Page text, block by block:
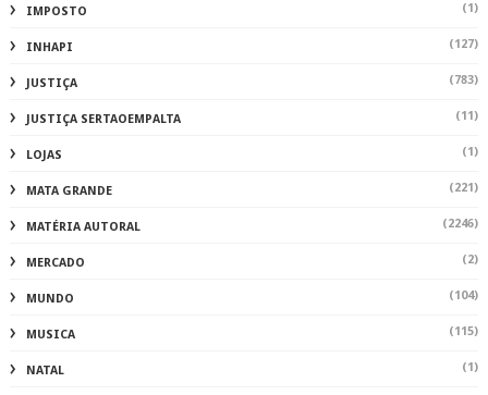
IMPOSTO (1)
INHAPI (127)
JUSTIÇA (783)
JUSTIÇA SERTAOEMPALTA (11)
LOJAS (1)
MATA GRANDE (221)
MATÉRIA AUTORAL (2246)
MERCADO (2)
MUNDO (104)
MUSICA (115)
NATAL (1)